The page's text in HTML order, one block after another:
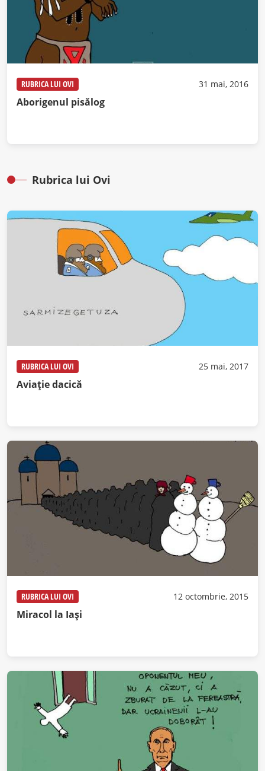
RUBRICA LUI OVI 31 mai, 2016
Aborigenul pisălog
Rubrica lui Ovi
RUBRICA LUI OVI 25 mai, 2017
Aviație dacică
RUBRICA LUI OVI 12 octombrie, 2015
Miracol la Iași